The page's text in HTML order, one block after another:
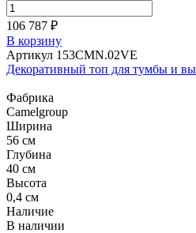
106 787 ₽
В корзину
Артикул 153CMN.02VE
Декоративный топ для тумбы и
Фабрика
Camelgroup
Ширина
56 см
Глубина
40 см
Высота
0,4 см
Наличие
В наличии